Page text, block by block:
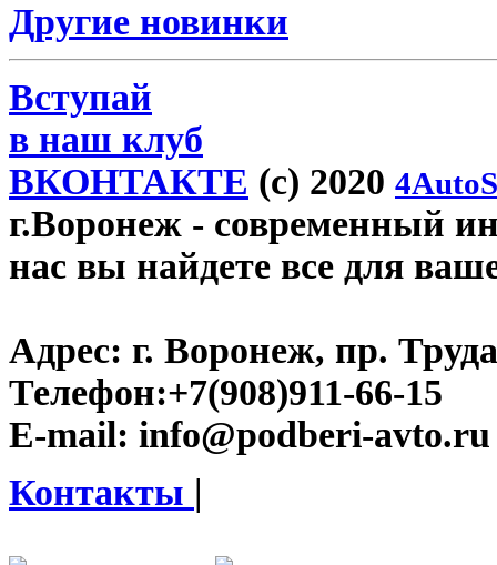
Другие новинки
Вступай
в наш клуб
ВКОНТАКТЕ (c) 2020
г.Воронеж - современный
нас вы найдете все для
Адрес: г. Воронеж, пр.
Телефон:+7(908)911-66-15
E-mail: info@podberi-avto.ru
Контакты |